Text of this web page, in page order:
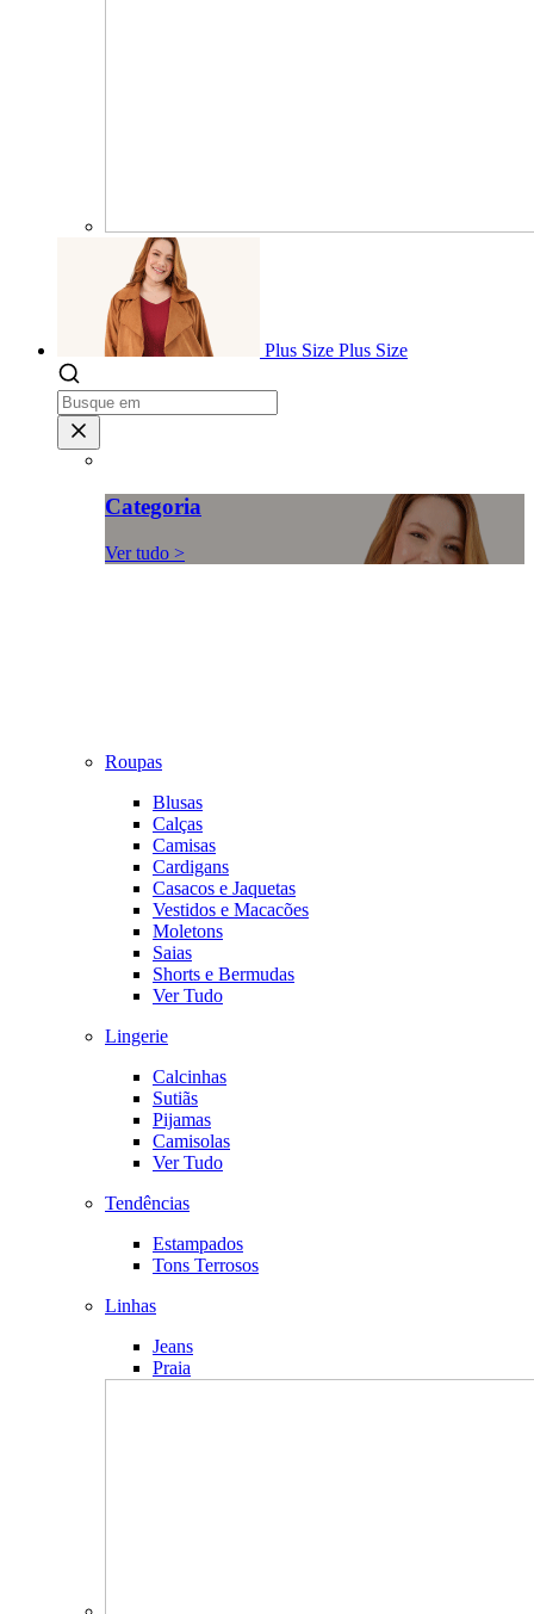
Plus Size Plus Size
Categoria
Ver tudo >
Roupas
Blusas
Calças
Camisas
Cardigans
Casacos e Jaquetas
Vestidos e Macacões
Moletons
Saias
Shorts e Bermudas
Ver Tudo
Lingerie
Calcinhas
Sutiãs
Pijamas
Camisolas
Ver Tudo
Tendências
Estampados
Tons Terrosos
Linhas
Jeans
Praia